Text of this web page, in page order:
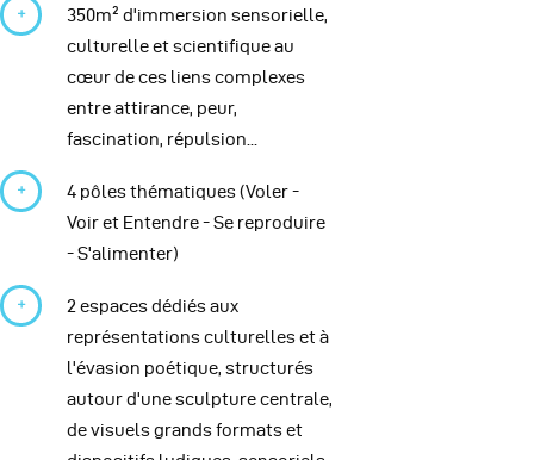
350m² d'immersion sensorielle,
culturelle et scientifique au
cœur de ces liens complexes
entre attirance, peur,
fascination, répulsion...
4 pôles thématiques (Voler -
Voir et Entendre - Se reproduire
- S'alimenter)
2 espaces dédiés aux
représentations culturelles et à
l'évasion poétique, structurés
autour d'une sculpture centrale,
de visuels grands formats et